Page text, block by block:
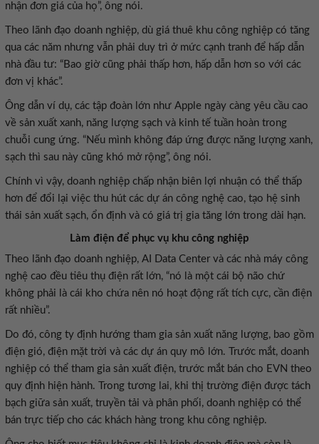
nhận đơn giá của họ”, ông nói.
Theo lãnh đạo doanh nghiệp, dù giá thuê khu công nghiệp có tăng
qua các năm nhưng vẫn phải duy trì ở mức cạnh tranh để hấp dẫn
nhà đầu tư: “Bao giờ cũng phải thấp hơn, hấp dẫn hơn so với các
đơn vị khác”.
Ông dẫn ví dụ, các tập đoàn lớn như Apple ngày càng yêu cầu cao
về sản xuất xanh, năng lượng sạch và kinh tế tuần hoàn trong
chuỗi cung ứng. “Nếu mình không đáp ứng được năng lượng xanh,
sạch thì sau này cũng khó mở rộng”, ông nói.
Chính vì vậy, doanh nghiệp chấp nhận biên lợi nhuận có thể thấp
hơn để đổi lại việc thu hút các dự án công nghệ cao, tạo hệ sinh
thái sản xuất sạch, ổn định và có giá trị gia tăng lớn trong dài hạn.
Làm điện để phục vụ khu công nghiệp
Theo lãnh đạo doanh nghiệp, AI Data Center và các nhà máy công
nghệ cao đều tiêu thụ điện rất lớn, “nó là một cái bộ não chứ
không phải là cái kho chứa nên nó hoạt động rất tích cực, cần điện
rất nhiều”.
Do đó, công ty định hướng tham gia sản xuất năng lượng, bao gồm
điện gió, điện mặt trời và các dự án quy mô lớn. Trước mắt, doanh
nghiệp có thể tham gia sản xuất điện, trước mắt bán cho EVN theo
quy định hiện hành. Trong tương lai, khi thị trường điện được tách
bạch giữa sản xuất, truyền tải và phân phối, doanh nghiệp có thể
bán trực tiếp cho các khách hàng trong khu công nghiệp.